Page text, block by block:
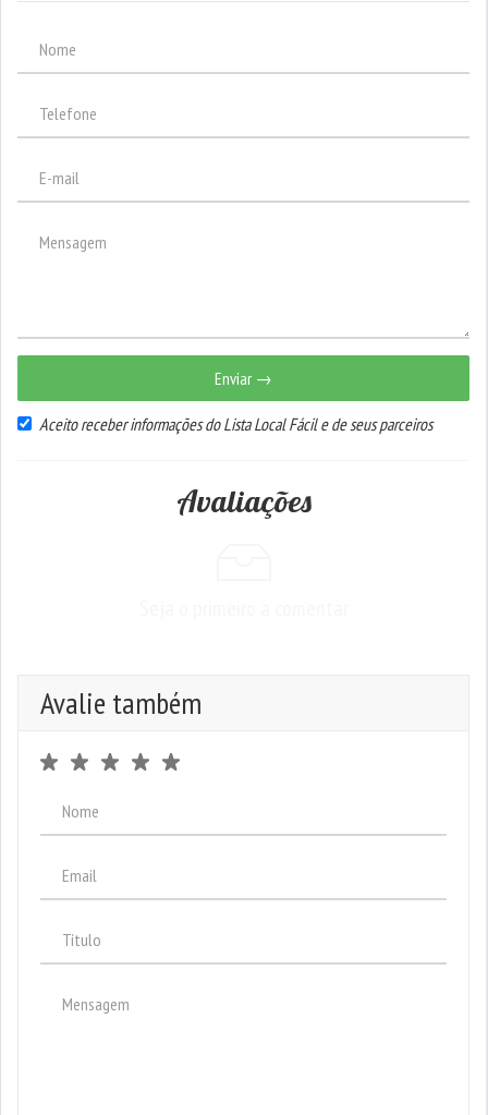
Enviar →
Aceito receber informações do Lista Local Fácil e de seus parceiros
Avaliações
Avalie também